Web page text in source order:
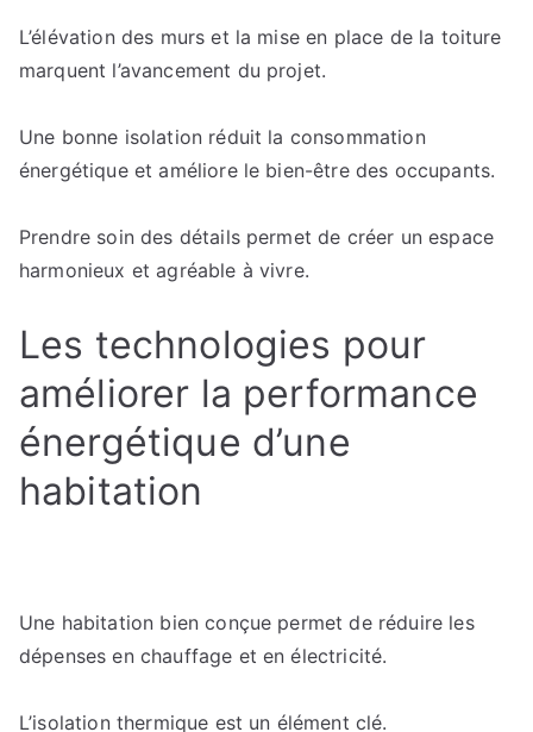
L’élévation des murs et la mise en place de la toiture
marquent l’avancement du projet.
Une bonne isolation réduit la consommation
énergétique et améliore le bien-être des occupants.
Prendre soin des détails permet de créer un espace
harmonieux et agréable à vivre.
Les technologies pour
améliorer la performance
énergétique d’une
habitation
Une habitation bien conçue permet de réduire les
dépenses en chauffage et en électricité.
L’isolation thermique est un élément clé.